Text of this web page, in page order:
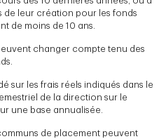
de leur création pour les fonds
de moins de 10 ans.
changer compte tenu des
sur les frais réels indiqués dans le
de la direction sur le
une base annualisée.
de placement peuvent